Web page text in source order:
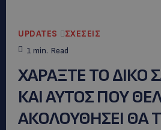
UPDATES ΣΧΕΣΕΙΣ
1 min. Read
ΧΑΡΑΞΤΕ ΤΟ ΔΙΚΟ
ΚΑΙ ΑΥΤΟΣ ΠΟΥ
ΑΚΟΛΟΥΘΗΣΕΙ ΘΑ